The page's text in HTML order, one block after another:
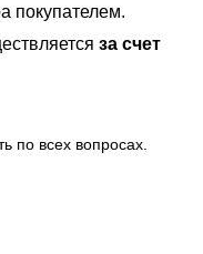
покупателем.
за счет
по всех вопросах.